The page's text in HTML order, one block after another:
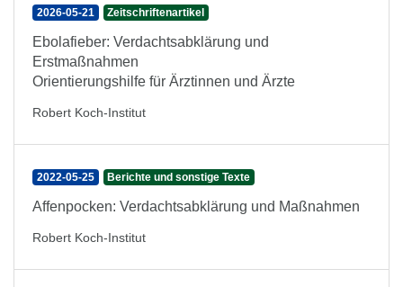
2026-05-21 Zeitschriftenartikel
Ebolafieber: Verdachtsabklärung und
Erstmaßnahmen
Orientierungshilfe für Ärztinnen und Ärzte
Robert Koch-Institut
2022-05-25 Berichte und sonstige Texte
Affenpocken: Verdachtsabklärung und Maßnahmen
Robert Koch-Institut